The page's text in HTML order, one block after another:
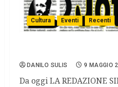
Cultura Eventi Recenti
DANILO SULIS 9 MAGGIO
Da oggi LA REDAZIONE